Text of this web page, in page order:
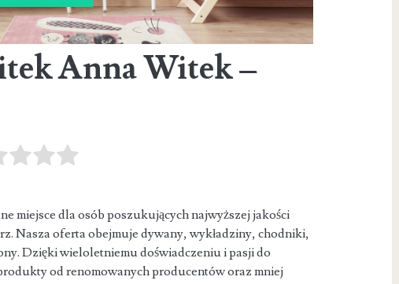
Anna Witek –
miejsce dla osób poszukujących najwyższej jakości
Nasza oferta obejmuje dywany, wykładziny, chodniki,
Dzięki wieloletniemu doświadczeniu i pasji do
od renomowanych producentów oraz mniej